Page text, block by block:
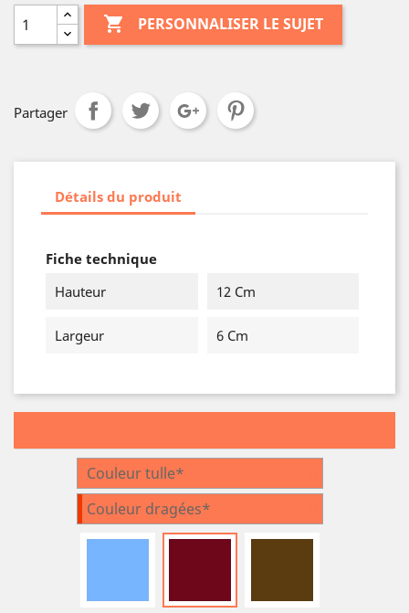
 PERSONNALISER LE SUJET
Partager
Détails du produit
Fiche technique
Hauteur
12 Cm
Largeur 6 Cm
Couleur tulle*
Couleur dragées*